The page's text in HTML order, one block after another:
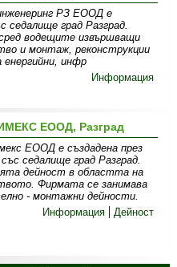
РЗ ЕООД е
седалище град Разград.
водещите извършващи
и монтаж, реконструкции
инфр
Информация
ЕООД, Разград
ЕООД е създадена през
седалище град Разград.
дейност в областта на
Фирмата се занимава
- монтажни дейности.
Информация
Дейност